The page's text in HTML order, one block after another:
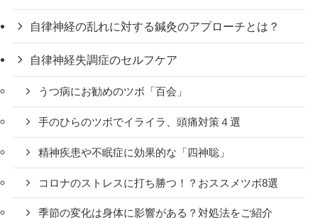
自律神経の乱れに対する鍼灸のアプローチとは？
自律神経失調症のセルフケア
うつ病にお勧めのツボ「百会」
手のひらのツボでイライラ、頭痛対策４選
精神疾患や不眠症に効果的な「四神聡」
コロナのストレスに打ち勝つ！？おススメツボ8選
季節の変化は身体に影響がある？対処法をご紹介